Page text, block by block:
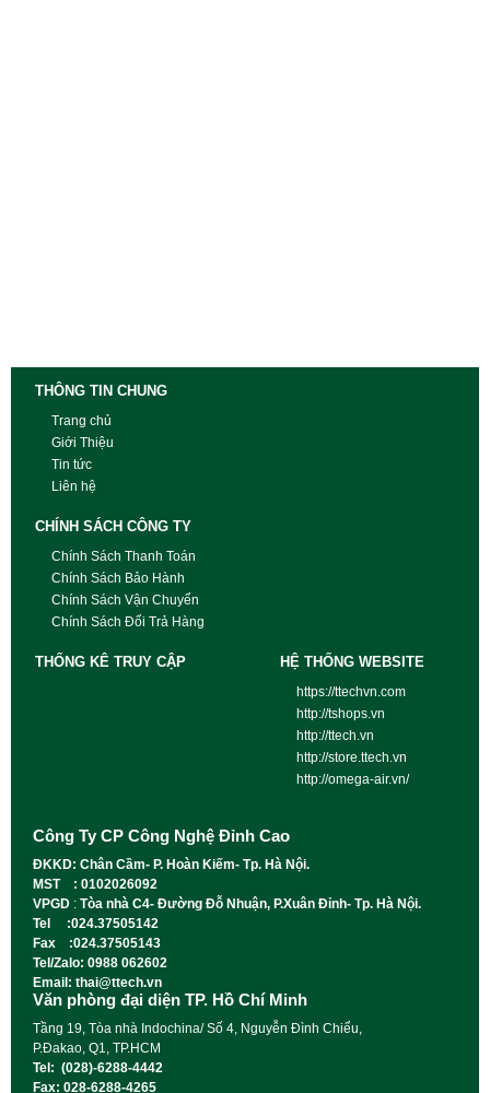
THÔNG TIN CHUNG
Trang chủ
Giới Thiệu
Tin tức
Liên hệ
CHÍNH SÁCH CÔNG TY
Chính Sách Thanh Toán
Chính Sách Bảo Hành
Chính Sách Vận Chuyển
Chính Sách Đổi Trả Hàng
THỐNG KÊ TRUY CẬP HỆ THỐNG WEBSITE
https://ttechvn.com
http://tshops.vn
http://ttech.vn
http://store.ttech.vn
http://omega-air.vn/
Công Ty CP Công Nghệ Đỉnh Cao
ĐKKD: Chân Cầm- P. Hoàn Kiếm- Tp. Hà Nội.
MST : 0102026092
VPGD : Tòa nhà C4- Đường Đỗ Nhuận, P.Xuân Đỉnh- Tp. Hà Nội.
Tel :024.37505142
Fax :024.37505143
Tel/Zalo: 0988 062602
Email: thai@ttech.vn
Văn phòng đại diện TP. Hồ Chí Minh
Tầng 19, Tòa nhà Indochina/ Số 4, Nguyễn Đình Chiểu,
P.Đakao, Q1, TP.HCM
Tel: (028)-6288-4442
Fax: 028-6288-4265